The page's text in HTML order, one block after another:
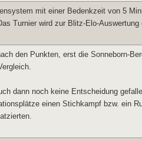
mit einer Bedenkzeit von 5
Turnier wird zur Blitz-Elo-Auswertung
den Punkten, erst die Sonneborn-
dann noch keine Entscheidung
einen Stichkampf bzw. ein